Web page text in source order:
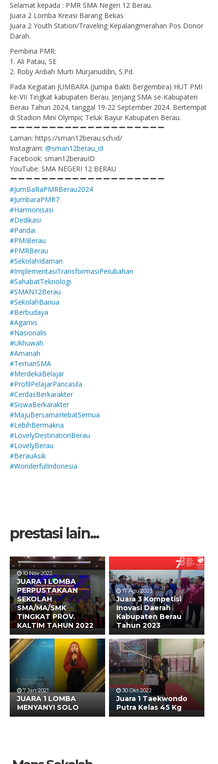
Selamat kepada : PMR SMA Negeri 12 Berau.
Juara 2 Lomba Kreasi Barang Bekas
Juara 2 Youth Station/Traveling Kepalangmerahan Pos Donor
Darah.
Pembina PMR:
1. Ali Patau, SE
2. Roby Ardiah Murti Murjanuddin, S.Pd.
Pada Kegiatan JUMBARA (Jumpa Bakti Bergembira) HUT PMI
ke-VII Tingkat kabupaten Berau. Jenjang SMA se-Kabupaten
Berau Tahun 2024, tanggal 19-22 September 2024. Bertempat
di Stadion Mini Olympic Teluk Bayur Kabupaten Berau.
Laman: https://sman12berau.sch.id/
Instagram: @sman12berau_id
Facebook: sman12berauID
YouTube: SMA NEGERI 12 BERAU
#JumBaRaPMRBerau2024
#JumbaraPMR7
#Harmonisasi
#Dedikasi
#Pandai
#PMIBerau
#PMRBerau
#SekolahIdaman
#ImplementasiTransformasiPerubahan
#SahabatTeknologi
#SMAN12Berau
#SekolahBanua
#Berbudaya
#Agamis
#Nasionalis
#Ukhuwah
#Amanah
#TemanSMA
#MerdekaBelajar
#ProfilPelajarPancasila
#CerdasBerkarakter
#SiswaBerkarakter
#MajuBersamaHebatSemua
#LebihBermakna
#LovelyDestinationBerau
#LovelyBerau
#BerauAsik
#WonderfulIndonesia
prestasi lain...
10 Nov 2022
JUARA 1 LOMBA
PERPUSTAKAAN
SEKOLAH
SMA/MA/SMK
TINGKAT PROV.
KALTIM TAHUN 2022
17 Agu 2023
Juara 3 Kompetisi
Inovasi Daerah
Kabupaten Berau
Tahun 2023
7 Jan 2021
JUARA 1 LOMBA
MENYANYI SOLO
30 Okt 2022
Juara 1 Taekwondo
Putra Kelas 45 Kg